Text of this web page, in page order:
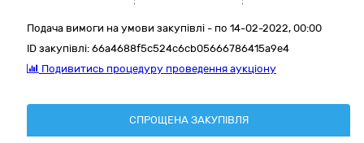
Подача вимоги на умови закупівлі - по 14-02-2022, 00:00
ID закупівлі: 66a4688f5c524c6cb05666786415a9e4
Подивитись процедуру проведення аукціону
СПРОЩЕНА ЗАКУПІВЛЯ